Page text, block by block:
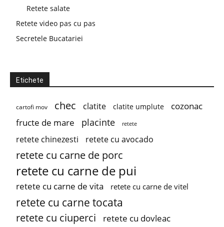
Retete salate
Retete video pas cu pas
Secretele Bucatariei
Etichete
cartofi mov chec clatite clatite umplute
cozonac
fructe de mare
placinte retete
retete chinezesti retete cu avocado
retete cu carne de porc
retete cu carne de pui
retete cu carne de vita retete cu carne de vitel
retete cu carne tocata
retete cu ciuperci retete cu dovleac